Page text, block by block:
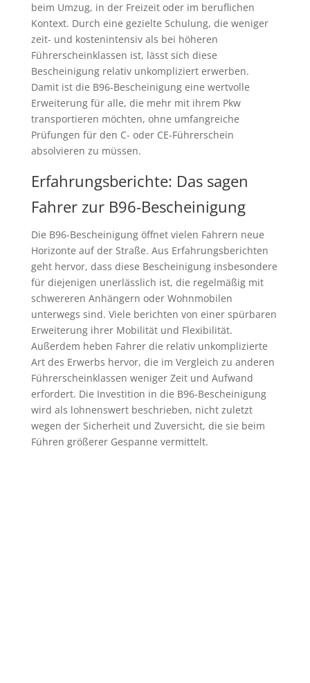
beim Umzug, in der Freizeit oder im beruflichen
Kontext. Durch eine gezielte Schulung, die weniger
zeit- und kostenintensiv als bei höheren
Führerscheinklassen ist, lässt sich diese
Bescheinigung relativ unkompliziert erwerben.
Damit ist die B96-Bescheinigung eine wertvolle
Erweiterung für alle, die mehr mit ihrem Pkw
transportieren möchten, ohne umfangreiche
Prüfungen für den C- oder CE-Führerschein
absolvieren zu müssen.
Erfahrungsberichte: Das sagen
Fahrer zur B96-Bescheinigung
Die B96-Bescheinigung öffnet vielen Fahrern neue
Horizonte auf der Straße. Aus Erfahrungsberichten
geht hervor, dass diese Bescheinigung insbesondere
für diejenigen unerlässlich ist, die regelmäßig mit
schwereren Anhängern oder Wohnmobilen
unterwegs sind. Viele berichten von einer spürbaren
Erweiterung ihrer Mobilität und Flexibilität.
Außerdem heben Fahrer die relativ unkomplizierte
Art des Erwerbs hervor, die im Vergleich zu anderen
Führerscheinklassen weniger Zeit und Aufwand
erfordert. Die Investition in die B96-Bescheinigung
wird als lohnenswert beschrieben, nicht zuletzt
wegen der Sicherheit und Zuversicht, die sie beim
Führen größerer Gespanne vermittelt.